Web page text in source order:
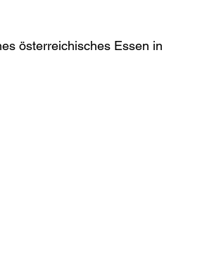
österreichisches Essen in